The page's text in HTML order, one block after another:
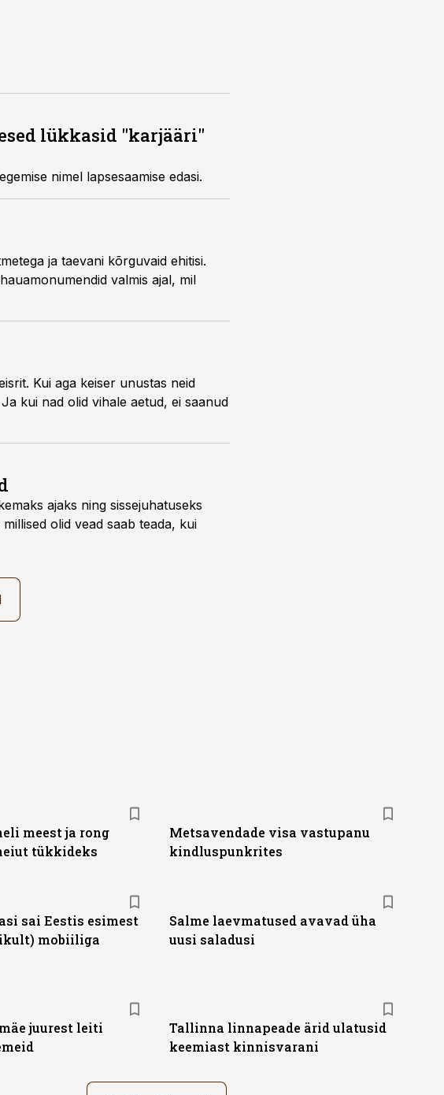
lükkasid "karjääri"
nimel lapsesaamise edasi.
ja taevani kõrguvaid ehitisi.
valmis ajal, mil
Kui aga keiser unustas neid
kui nad olid vihale aetud, ei saanud
ajaks ning sissejuhatuseks
olid vead saab teada, kui
meest ja rong
tükkideks
Metsavendade visa vastupanu
kindluspunkrites
sai Eestis esimest
mobiiliga
Salme laevmatused avavad üha
uusi saladusi
juurest leiti
Tallinna linnapeade ärid ulatusid
keemiast kinnisvarani